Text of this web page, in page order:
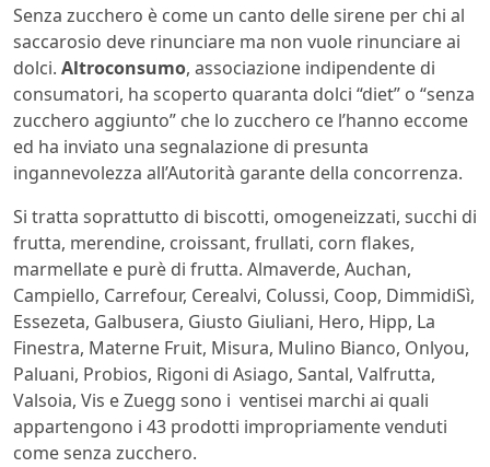
Senza zucchero è come un canto delle sirene per chi al
saccarosio deve rinunciare ma non vuole rinunciare ai
dolci. Altroconsumo, associazione indipendente di
consumatori, ha scoperto quaranta dolci “diet” o “senza
zucchero aggiunto” che lo zucchero ce l’hanno eccome
ed ha inviato una segnalazione di presunta
ingannevolezza all’Autorità garante della concorrenza.
Si tratta soprattutto di biscotti, omogeneizzati, succhi di
frutta, merendine, croissant, frullati, corn flakes,
marmellate e purè di frutta. Almaverde, Auchan,
Campiello, Carrefour, Cerealvi, Colussi, Coop, DimmidiSì,
Essezeta, Galbusera, Giusto Giuliani, Hero, Hipp, La
Finestra, Materne Fruit, Misura, Mulino Bianco, Onlyou,
Paluani, Probios, Rigoni di Asiago, Santal, Valfrutta,
Valsoia, Vis e Zuegg sono i ventisei marchi ai quali
appartengono i 43 prodotti impropriamente venduti
come senza zucchero.